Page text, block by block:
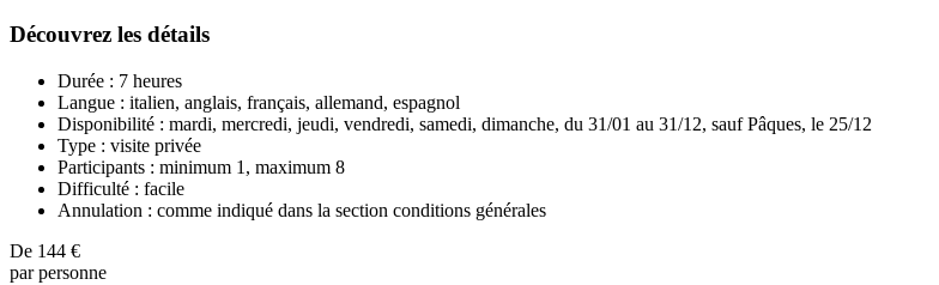
Découvrez les détails
Durée : 7 heures
Langue : italien, anglais, français, allemand, espagnol
Disponibilité : mardi, mercredi, jeudi, vendredi, samedi, dimanche, du 31/01 au 31/12, sauf Pâques, le 25/12
Type : visite privée
Participants : minimum 1, maximum 8
Difficulté : facile
Annulation : comme indiqué dans la section conditions générales
De 144 €
par personne